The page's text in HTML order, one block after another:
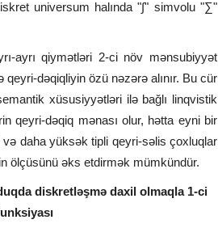
universum halında "∫" simvolu "∑"
ayrı qiymətləri 2-ci növ mənsubiyyət
dəqiqliyin özü nəzərə alınır. Bu cür
xüsusiyyətləri ilə bağlı linqvistik
qeyri-dəqiq mənası olur, hətta eyni bir
daha yüksək tipli qeyri-səlis çoxluqlar
ölçüsünü əks etdirmək mümkündür.
diskretləşmə daxil olmaqla 1-ci